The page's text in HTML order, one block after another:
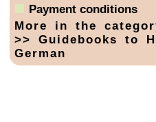
Payment conditions
More in the
>> Guidebooks to
German